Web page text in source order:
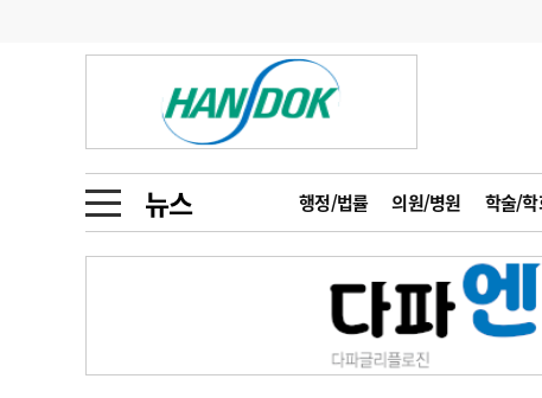
뉴스 행정/법률 의원/병원 학술/학
금주의 검색어
1
의사인력 수급 추
2
성분명 처방
3
AI의료
4
전공의 모집 결과
인사
오피니언
인물 초대석 피플
동영상뉴스
포토뉴스
메디 Hospital 지역병원 중소병원
2026년 하반기 인턴 모집
하반기 전공의(인턴) 모집